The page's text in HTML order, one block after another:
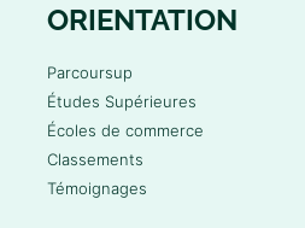
ORIENTATION
Parcoursup
Études Supérieures
Écoles de commerce
Classements
Témoignages